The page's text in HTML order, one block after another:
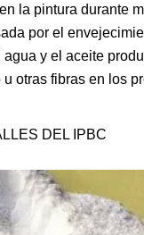
la pintura durante
por el
y el aceite
otras fibras en los
DEL IPBC